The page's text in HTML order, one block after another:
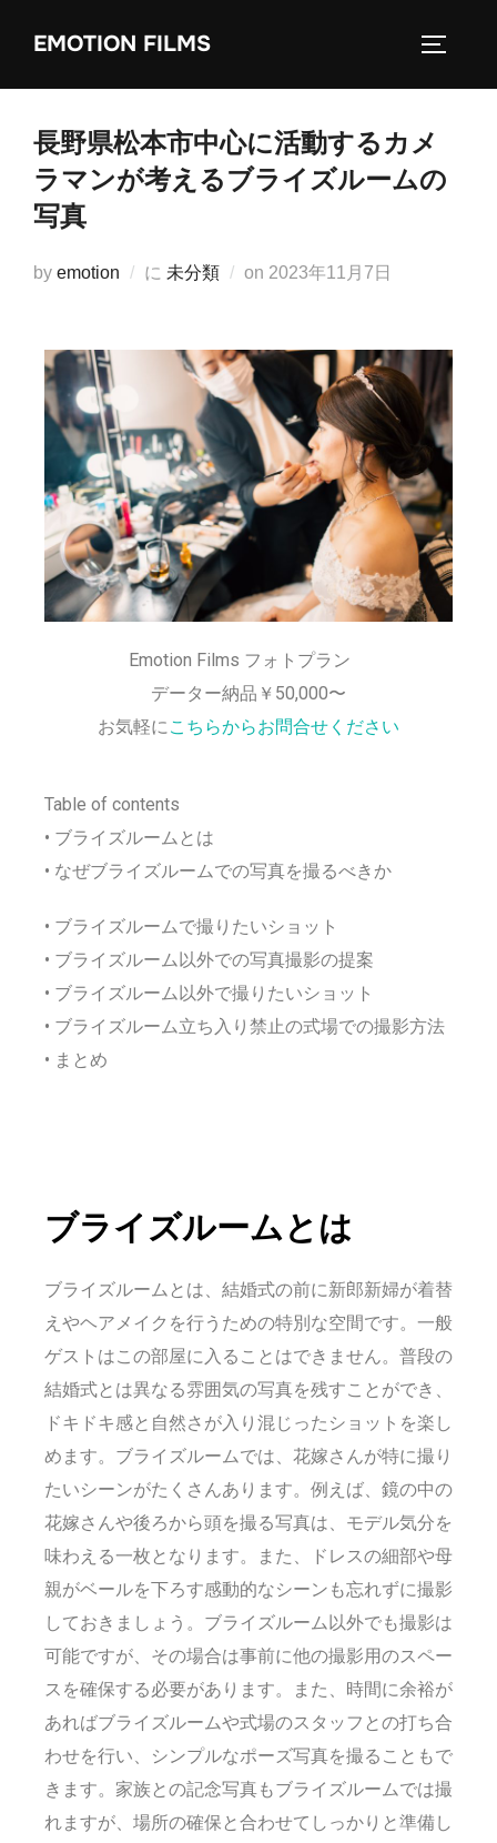
EMOTION FILMS
長野県松本市中心に活動するカメ
ラマンが考えるブライズルームの
写真
by emotion に 未分類 on 2023年11月7日
Emotion Films フォトプラン
データー納品￥50,000〜
お気軽にこちらからお問合せください
Table of contents
• ブライズルームとは
• なぜブライズルームでの写真を撮るべきか
• ブライズルームで撮りたいショット
• ブライズルーム以外での写真撮影の提案
• ブライズルーム以外で撮りたいショット
• ブライズルーム立ち入り禁止の式場での撮影方法
• まとめ
ブライズルームとは
ブライズルームとは、結婚式の前に新郎新婦が着替
えやヘアメイクを行うための特別な空間です。一般
ゲストはこの部屋に入ることはできません。普段の
結婚式とは異なる雰囲気の写真を残すことができ、
ドキドキ感と自然さが入り混じったショットを楽し
めます。ブライズルームでは、花嫁さんが特に撮り
たいシーンがたくさんあります。例えば、鏡の中の
花嫁さんや後ろから頭を撮る写真は、モデル気分を
味わえる一枚となります。また、ドレスの細部や母
親がベールを下ろす感動的なシーンも忘れずに撮影
しておきましょう。ブライズルーム以外でも撮影は
可能ですが、その場合は事前に他の撮影用のスペー
スを確保する必要があります。また、時間に余裕が
あればブライズルームや式場のスタッフとの打ち合
わせを行い、シンプルなポーズ写真を撮ることもで
きます。家族との記念写真もブライズルームでは撮
れますが、場所の確保と合わせてしっかりと準備し